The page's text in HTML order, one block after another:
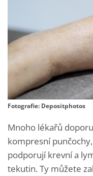
Fotografie: Depositphotos
Mnoho lékařů
kompresní
podporují krevní a
tekutin. Ty můžete